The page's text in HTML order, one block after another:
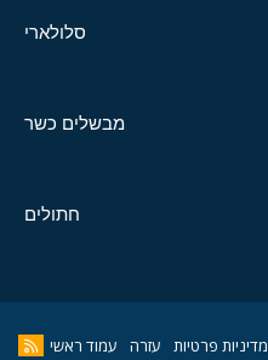
סלולארי
מבשלים כשר
חתולים
מדיניות פרטיות עזרה עמוד ראשי